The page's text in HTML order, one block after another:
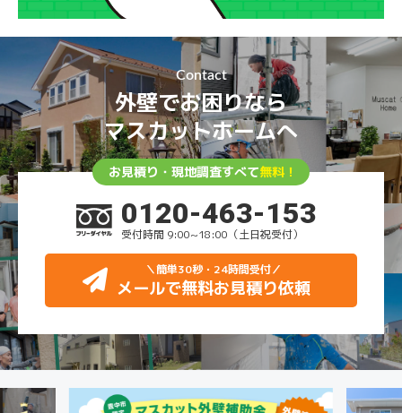
Contact
外壁でお困りなら
マスカットホームへ
お見積り・現地調査すべて無料！
0120-463-153
受付時間 9:00~18:00（土日祝受付）
＼簡単30秒・24時間受付／
メールで無料お見積り依頼